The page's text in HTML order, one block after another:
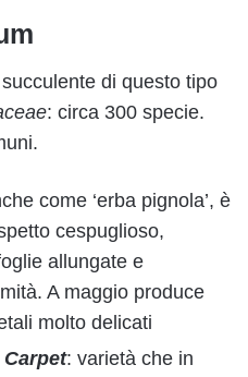
di questo tipo
: circa 300 specie.
come ‘erba pignola’, è
cespuglioso,
allungate e
A maggio produce
molto delicati
: varietà che in